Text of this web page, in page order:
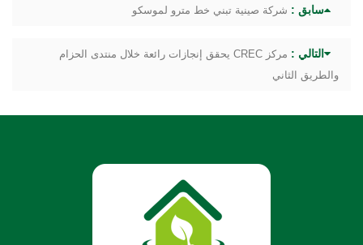
سابق : شركة صينية تبني خط مترو لموسكو
التالي :
مركز CREC يحقق إنجازات رائعة خلال منتدى الحزام
والطريق الثاني